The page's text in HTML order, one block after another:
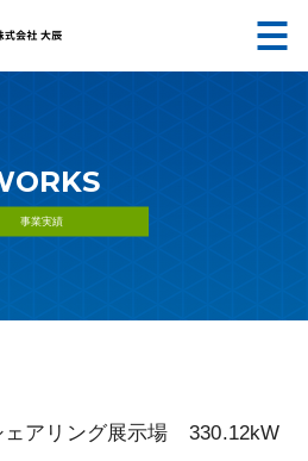
事業実績
アリング展示場 330.12kW